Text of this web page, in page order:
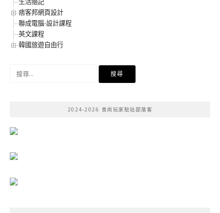
痞客邦網頁設計
聯成電腦-設計課程
英文課程
韓國旅遊自由行
2024-2026 食尚玩家駐站部落客